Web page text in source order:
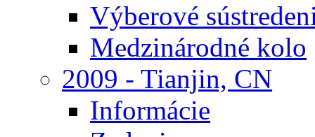
Výberové
Medzinárodné kolo
2009 - Tianjin, CN
Informácie